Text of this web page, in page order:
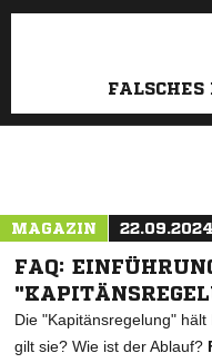
FALSCHES
MAGAZIN
FAQ:
Die "Kapitänsregelung"
gilt sie? Wie ist der Ablauf?